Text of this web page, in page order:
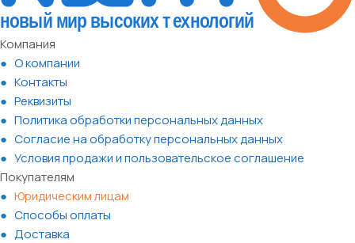
Компания
О компании
Контакты
Реквизиты
Политика обработки персональных данных
Согласие на обработку персональных данных
Условия продажи и пользовательское соглашение
Покупателям
Юридическим лицам
Способы оплаты
Доставка